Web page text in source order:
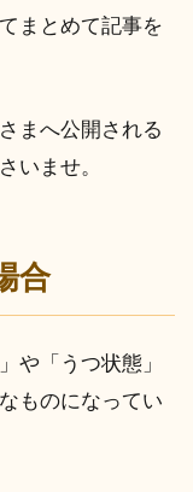
まとめて記事を
まへ公開される
いませ。
合
や「うつ状態」
ものになってい